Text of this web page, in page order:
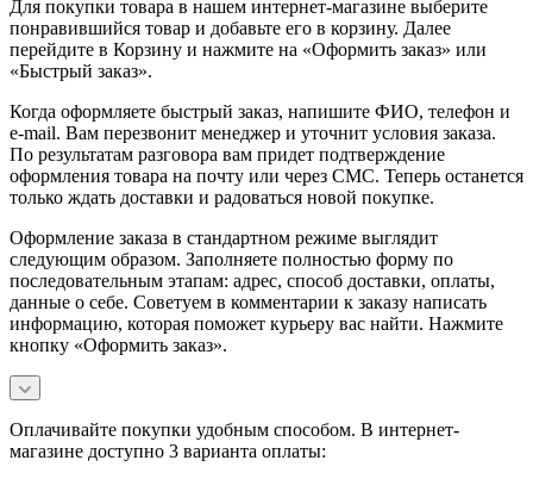
Для покупки товара в нашем интернет-магазине выберите
понравившийся товар и добавьте его в корзину. Далее
перейдите в Корзину и нажмите на «Оформить заказ» или
«Быстрый заказ».
Когда оформляете быстрый заказ, напишите ФИО, телефон и
e-mail. Вам перезвонит менеджер и уточнит условия заказа.
По результатам разговора вам придет подтверждение
оформления товара на почту или через СМС. Теперь останется
только ждать доставки и радоваться новой покупке.
Оформление заказа в стандартном режиме выглядит
следующим образом. Заполняете полностью форму по
последовательным этапам: адрес, способ доставки, оплаты,
данные о себе. Советуем в комментарии к заказу написать
информацию, которая поможет курьеру вас найти. Нажмите
кнопку «Оформить заказ».
Оплачивайте покупки удобным способом. В интернет-
магазине доступно 3 варианта оплаты: